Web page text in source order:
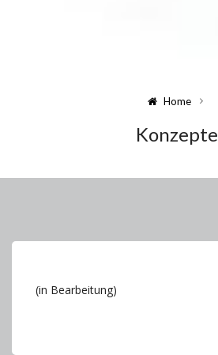
Home
Konzepte
(in Bearbeitung)